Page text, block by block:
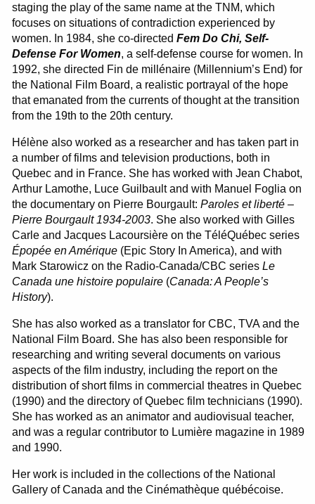
staging the play of the same name at the TNM, which
focuses on situations of contradiction experienced by
women. In 1984, she co-directedFem Do Chi, Self-
Defense For Women, a self-defense course for women. In
1992, she directed Fin de millénaire (Millennium’s End) for
the National Film Board, a realistic portrayal of the hope
that emanated from the currents of thought at the transition
from the 19th to the 20th century.
Hélène also worked as a researcher and has taken part in
a number of films and television productions, both in
Quebec and in France. She has worked with Jean Chabot,
Arthur Lamothe, Luce Guilbault and with Manuel Foglia on
the documentary on Pierre Bourgault:Paroles et liberté –
Pierre Bourgault 1934-2003. She also worked with Gilles
Carle and Jacques Lacoursière on the TéléQuébec series
Épopée en Amérique (Epic Story In America), and with
Mark Starowicz on the Radio-Canada/CBC seriesLe
Canada une histoire populaire (Canada: A People’s
History).
She has also worked as a translator for CBC, TVA and the
National Film Board. She has also been responsible for
researching and writing several documents on various
aspects of the film industry, including the report on the
distribution of short films in commercial theatres in Quebec
(1990) and the directory of Quebec film technicians (1990).
She has worked as an animator and audiovisual teacher,
and was a regular contributor to Lumière magazine in 1989
and 1990.
Her work is included in the collections of the National
Gallery of Canada and the Cinémathèque québécoise.